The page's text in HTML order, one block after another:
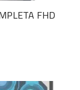
FHD